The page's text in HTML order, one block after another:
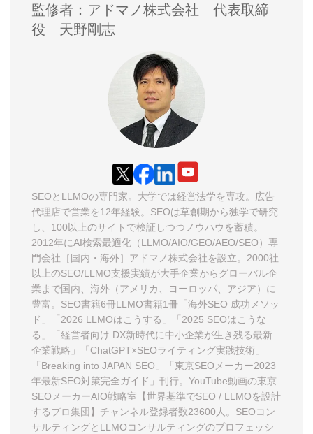
監修者：アドマノ株式会社 代表取締
役 天野剛志
SEOとLLMOの専門家。大学では経営法学を専攻。広告
代理店で営業を12年経験。SEOは草創期から独学で研究
し、100以上のサイトで検証しつつノウハウを蓄積。
2012年にAI検索最適化（LLMO/AIO/GEO/AEO/SEO）専
門会社［国内・海外］アドマノ株式会社を設立。2000社
以上のSEO/LLMO支援実績が大手企業からグローバル企
業まで国内、海外（アメリカ、ヨーロッパ、アジア）に
豊富。SEO書籍6冊LLMO書籍1冊 「海外SEO 成功メソッ
ド」
「2026 LLMOはこうする」
「2025 SEOはこうな
る」
「経営者向け DX新時代に中小企業が生き残る最新
企業戦略」
「ChatGPT×SEOライティング実践技術」
「Breaking into JAPAN SEO」
「東京SEOメーカー2023
年最新SEO対策完全ガイド」 刊行。YouTube動画の東京
SEOメーカーAIO戦略室【世界基準でSEO / LLMOを設計
するプロ集団】 チャンネル登録者数23600人。 SEOコン
サルティングと LLMOコンサルティングのプロフェッシ